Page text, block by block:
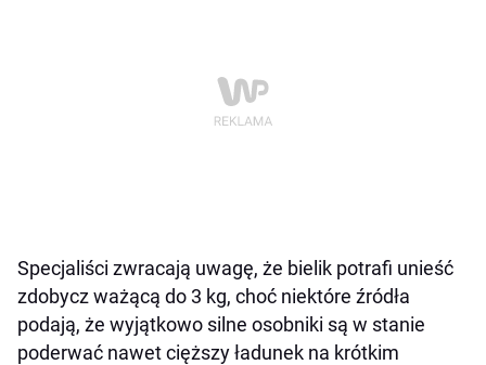
Specjaliści zwracają uwagę, że bielik potrafi unieść
zdobycz ważącą do 3 kg, choć niektóre źródła
podają, że wyjątkowo silne osobniki są w stanie
poderwać nawet cięższy ładunek na krótkim